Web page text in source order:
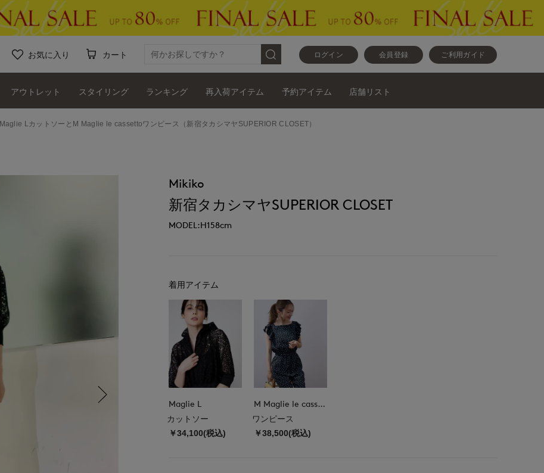
ログイン 会員登録 ご利用ガイド
お気に入り カート
アウトレット スタイリング ランキング 再入荷アイテム 予約アイテム 店舗リスト
Maglie LカットソーとM Maglie le cassettoワンピース（新宿タカシマヤSUPERIOR CLOSET）
Mikiko
新宿タカシマヤSUPERIOR CLOSET
MODEL:H158cm
着用アイテム
Maglie L
カットソー
￥34,100(税込)
M Maglie le cassetto
ワンピース
￥38,500(税込)